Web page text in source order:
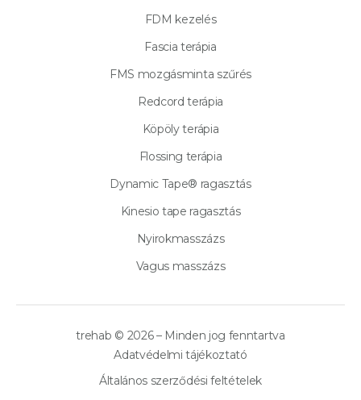
FDM kezelés
Fascia terápia
FMS mozgásminta szűrés
Redcord terápia
Köpöly terápia
Flossing terápia
Dynamic Tape® ragasztás
Kinesio tape ragasztás
Nyirokmasszázs
Vagus masszázs
trehab © 2026 – Minden jog fenntartva
Adatvédelmi tájékoztató
Általános szerződési feltételek